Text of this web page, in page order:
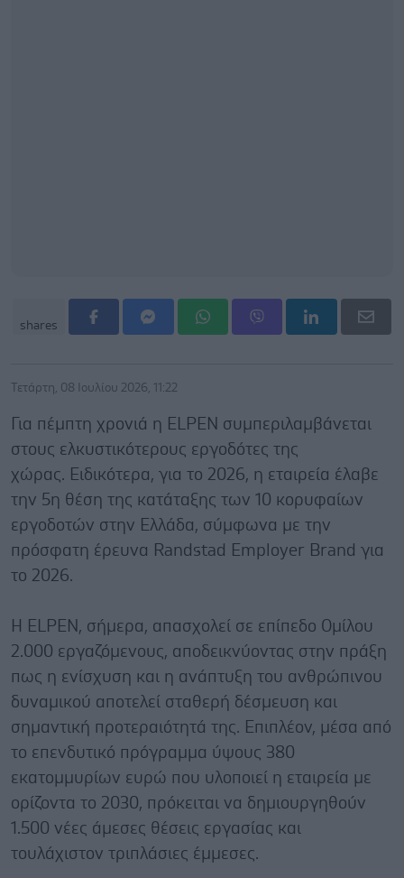
shares
Τετάρτη, 08 Ιουλίου 2026, 11:22
Για πέμπτη χρονιά η ELPEN συμπεριλαμβάνεται
στους ελκυστικότερους εργοδότες της
χώρας. Ειδικότερα, για το 2026, η εταιρεία έλαβε
την 5η θέση της κατάταξης των 10 κορυφαίων
εργοδοτών στην Ελλάδα, σύμφωνα με την
πρόσφατη έρευνα Randstad Employer Brand για
το 2026.
Η ELPEN, σήμερα, απασχολεί σε επίπεδο Ομίλου
2.000 εργαζόμενους, αποδεικνύοντας στην πράξη
πως η ενίσχυση και η ανάπτυξη του ανθρώπινου
δυναμικού αποτελεί σταθερή δέσμευση και
σημαντική προτεραιότητά της. Επιπλέον, μέσα από
το επενδυτικό πρόγραμμα ύψους 380
εκατομμυρίων ευρώ που υλοποιεί η εταιρεία με
ορίζοντα το 2030, πρόκειται να δημιουργηθούν
1.500 νέες άμεσες θέσεις εργασίας και
τουλάχιστον τριπλάσιες έμμεσες.